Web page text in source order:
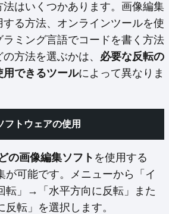
はいくつかあります。画像編集
る方法、オンラインツールを使
ミング言語でコードを書く方法
方法を選ぶかは、 必要な反転の
用できるツールによって異なりま
フトウェアの使用
の画像編集ソフト を使用する
が可能です。メニューから「イ
転」→「水平方向に反転」また
反転」を選択します。